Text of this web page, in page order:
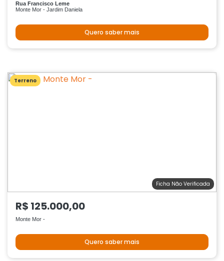
Rua Francisco Leme
Monte Mor - Jardim Daniela
Quero saber mais
Terreno
Ficha Não Verificada
R$ 125.000,00
Monte Mor -
Quero saber mais